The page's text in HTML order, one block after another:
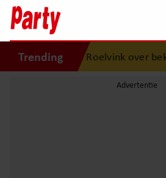
Trending
oma•Dries Roelvink over